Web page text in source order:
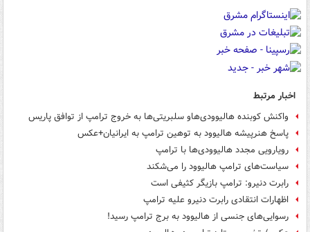
اخبار مرتبط
واکنش کوبنده هالیوودی‌هاو سلبریتی‌ها به خروج ترامپ از توافق پاریس
پاسخ هنرپیشه هالیوود به توهین ترامپ به ایرانیان+عکس
رویارویی مجدد هالیوودی‌ها با ترامپ
سیاست‌های ترامپ هالیوود را می‌شکند
رابرت دنیرو: ترامپ بازیگر کثیفی است
اظهارات انتقادی رابرت دنیرو علیه ترامپ
رسوایی‌های جنسی از هالیوود به برج ترامپ رسید!